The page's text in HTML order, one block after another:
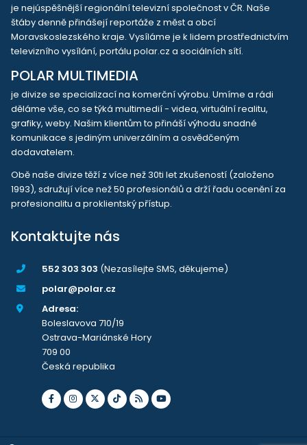
je nejúspěšnější regionální televizní společnost v ČR. Naše
štáby denně přinášejí reportáže z měst a obcí
Moravskoslezského kraje. Vysíláme je k lidem prostřednictvím
televizního vysílání, portálu polar.cz a sociálních sítí.
POLAR MULTIMEDIA
je divize se specializací na komerční výrobu. Umíme a rádi
děláme vše, co se týká multimedií - videa, virtuální realitu,
grafiky, weby. Našim klientům to přináší výhodu snadné
komunikace s jediným univerzálním a osvědčeným
dodavatelem.
Obě naše divize těží z více než 30ti let zkušeností (založeno
1993), sdružují více než 50 profesionálů a drží řadu ocenění za
profesionalitu a proklientský přístup.
Kontaktujte nás
552 303 303 (Nezasílejte SMS, děkujeme)
polar@polar.cz
Adresa:
Boleslavova 710/19
Ostrava-Mariánské Hory
709 00
Česká republika